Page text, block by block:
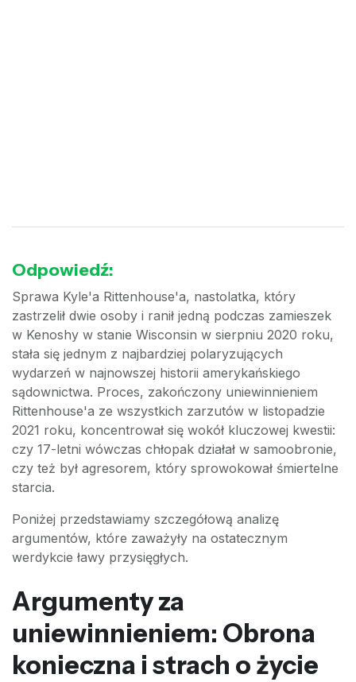
Odpowiedź:
Sprawa Kyle'a Rittenhouse'a, nastolatka, który
zastrzelił dwie osoby i ranił jedną podczas zamieszek
w Kenoshy w stanie Wisconsin w sierpniu 2020 roku,
stała się jednym z najbardziej polaryzujących
wydarzeń w najnowszej historii amerykańskiego
sądownictwa. Proces, zakończony uniewinnieniem
Rittenhouse'a ze wszystkich zarzutów w listopadzie
2021 roku, koncentrował się wokół kluczowej kwestii:
czy 17-letni wówczas chłopak działał w samoobronie,
czy też był agresorem, który sprowokował śmiertelne
starcia.
Poniżej przedstawiamy szczegółową analizę
argumentów, które zaważyły na ostatecznym
werdykcie ławy przysięgłych.
Argumenty za
uniewinnieniem: Obrona
konieczna i strach o życie